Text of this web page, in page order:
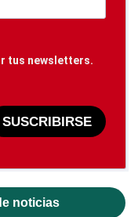
tus newsletters.
SUSCRIBIRSE
noticias